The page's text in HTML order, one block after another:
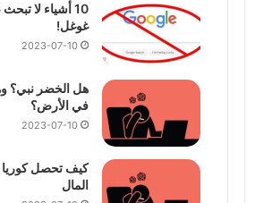
10 أشياء لا
غوغل!
2023-07-10
هل الخضر نبي؟
في الأرض؟
2023-07-10
كيف تحصل كوريا
المال